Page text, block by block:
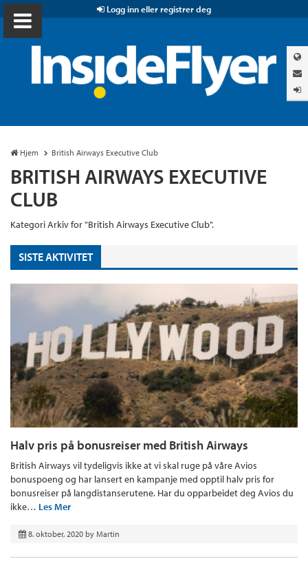
Logg inn eller registrer deg
Hjem British Airways Executive Club
BRITISH AIRWAYS EXECUTIVE
CLUB
Kategori Arkiv for "British Airways Executive Club".
SISTE AKTIVITET
Halv pris på bonusreiser med British Airways
British Airways vil tydeligvis ikke at vi skal ruge på våre Avios
bonuspoeng og har lansert en kampanje med opptil halv pris for
bonusreiser på langdistanserutene. Har du opparbeidet deg Avios du
ikke… Les Mer
8. oktober, 2020 by Martin